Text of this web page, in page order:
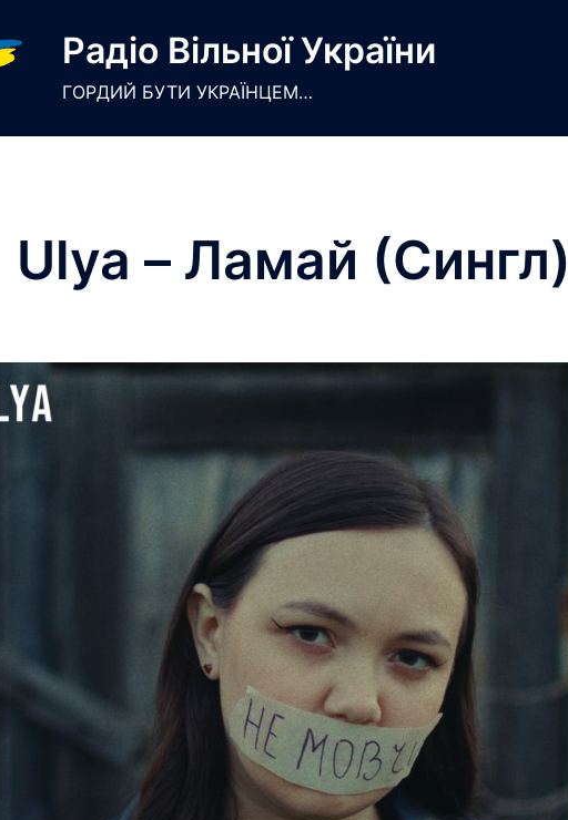
Радіо Вільної України
ГОРДИЙ БУТИ УКРАЇНЦЕМ…
Ulya – Ламай (Сингл)